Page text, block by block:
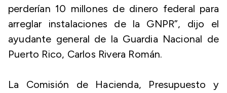
perderían 10 millones de dinero federal para
arreglar instalaciones de la GNPR”, dijo el
ayudante general de la Guardia Nacional de
Puerto Rico, Carlos Rivera Román.
La Comisión de Hacienda, Presupuesto y